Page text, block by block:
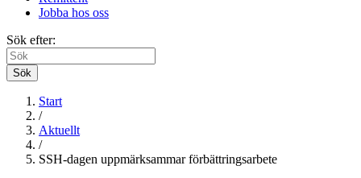
Jobba hos oss
Sök efter:
Sök
Start
/
Aktuellt
/
SSH-dagen uppmärksammar förbättringsarbete